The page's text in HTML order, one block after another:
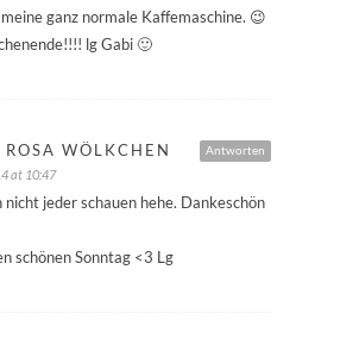
ganz normale Kaffemaschine. 😉
lg Gabi 🙂
Antworten
WÖLKCHEN
at 10:47
nicht jeder schauen hehe. Dankeschön
schönen Sonntag <3 Lg